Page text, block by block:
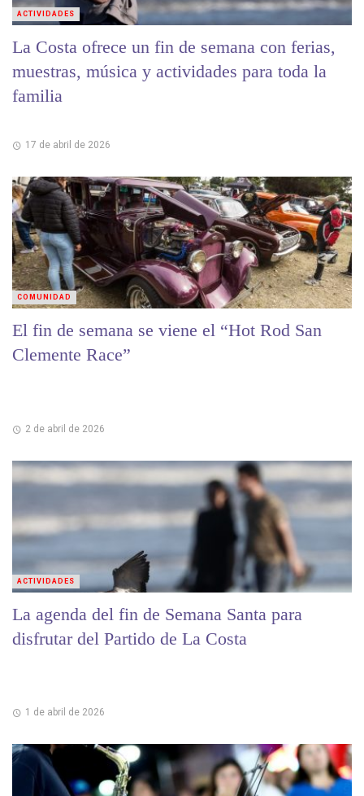
La Costa ofrece un fin de semana con ferias,
muestras, música y actividades para toda la
familia
17 de abril de 2026
ACTIVIDADES
El fin de semana se viene el “Hot Rod San
Clemente Race”
2 de abril de 2026
COMUNIDAD
La agenda del fin de Semana Santa para
disfrutar del Partido de La Costa
1 de abril de 2026
ACTIVIDADES